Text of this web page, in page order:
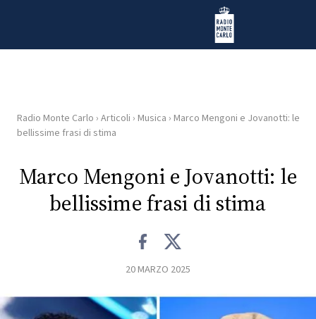
Radio Monte Carlo
HOME
RADIO
NEWS
Radio Monte Carlo › Articoli › Musica › Marco Mengoni e Jovanotti: le
bellissime frasi di stima
Marco Mengoni e Jovanotti: le
bellissime frasi di stima
20 MARZO 2025